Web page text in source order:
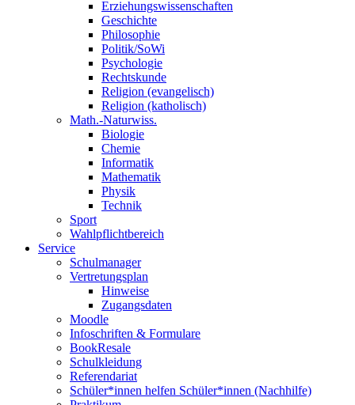
Erziehungswissenschaften
Geschichte
Philosophie
Politik/SoWi
Psychologie
Rechtskunde
Religion (evangelisch)
Religion (katholisch)
Math.-Naturwiss.
Biologie
Chemie
Informatik
Mathematik
Physik
Technik
Sport
Wahlpflichtbereich
Service
Schulmanager
Vertretungsplan
Hinweise
Zugangsdaten
Moodle
Infoschriften & Formulare
BookResale
Schulkleidung
Referendariat
Schüler*innen helfen Schüler*innen (Nachhilfe)